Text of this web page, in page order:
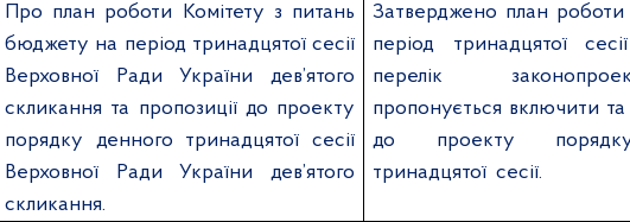
Про план роботи Комітету з питань
бюджету на період тринадцятої сесії
Верховної Ради України дев’ятого
скликання та пропозиції до проекту
порядку денного тринадцятої сесії
Верховної Ради України дев’ятого
скликання.
Затверджено план роботи
період
тринадцятої
перелік
пропонується включити
до проекту
тринадцятої сесії.